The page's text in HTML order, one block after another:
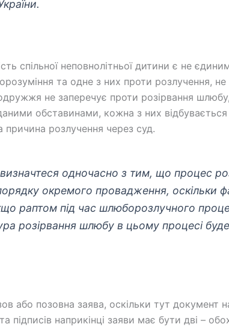
спільної неповнолітньої дитини є не
та одне з них проти розлучення,
не заперечує проти розірвання
обставинами, кожна з них
причина розлучення через суд.
одночасно з тим, що процес
окремого провадження, оскільки
раптом під час шлюборозлучного
розірвання шлюбу в цьому процесі
або позовна заява, оскільки тут документ
підписів наприкінці заяви має бути дві –